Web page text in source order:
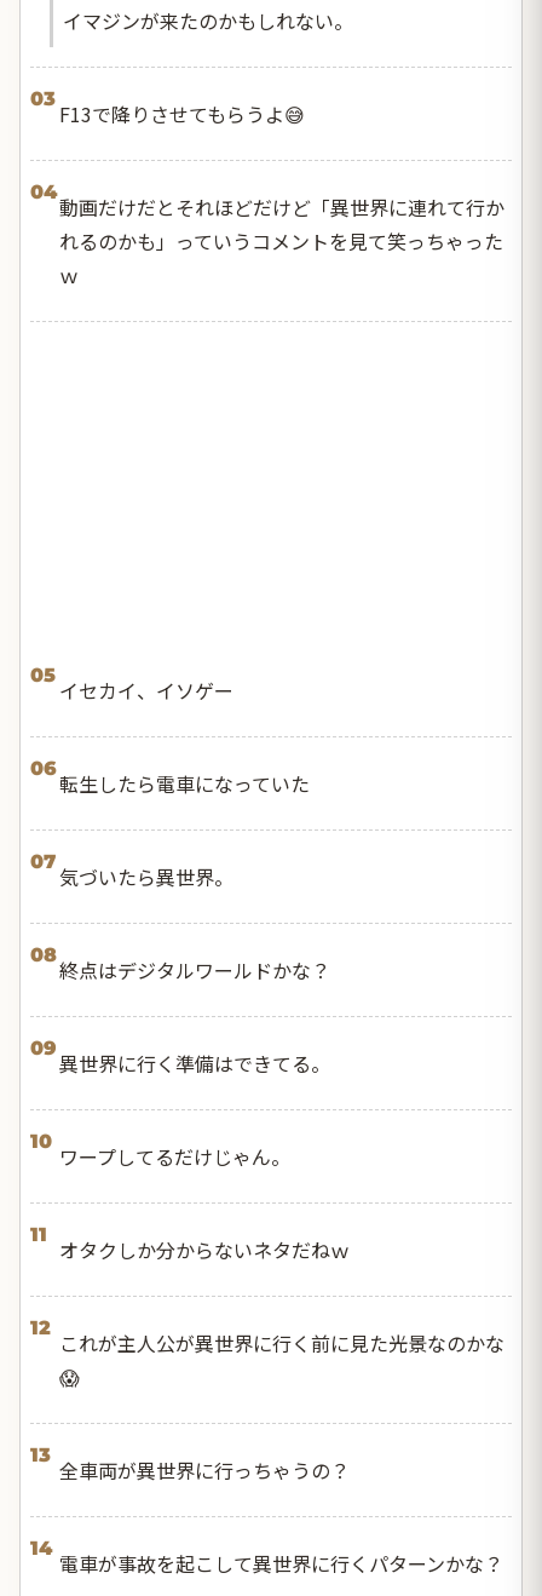
イマジンが来たのかもしれない。
03
F13で降りさせてもらうよ😅
04
動画だけだとそれほどだけど「異世界に連れて行か
れるのかも」っていうコメントを見て笑っちゃった
ｗ
05
イセカイ、イソゲー
06
転生したら電車になっていた
07
気づいたら異世界。
08
終点はデジタルワールドかな？
09
異世界に行く準備はできてる。
10
ワープしてるだけじゃん。
11
オタクしか分からないネタだねｗ
12
これが主人公が異世界に行く前に見た光景なのかな
😱
13
全車両が異世界に行っちゃうの？
14
電車が事故を起こして異世界に行くパターンかな？